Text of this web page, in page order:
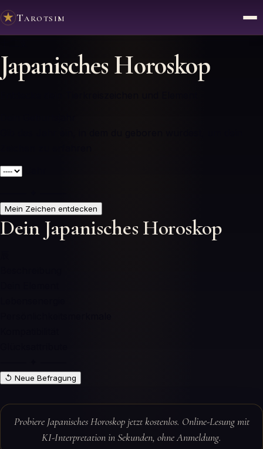
Tarotsim
Japanisches Horoskop
Mein Zeichen entdecken
Dein Japanisches Horoskop
↺ Neue Befragung
Probiere Japanisches Horoskop jetzt kostenlos. Online-Lesung mit
KI-Interpretation in Sekunden, ohne Anmeldung.